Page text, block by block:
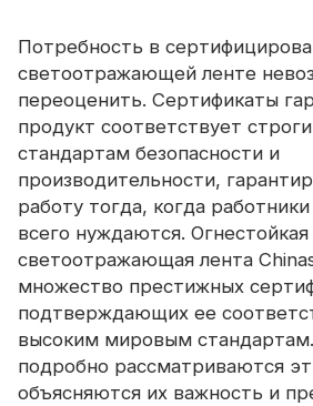
Потребность в
светоотражающей ленте
переоценить. Сертификаты
продукт соответствует
стандартам безопасности и
производительности,
работу тогда, когда
всего нуждаются. Огнестойкая
светоотражающая лента
множество престижных
подтверждающих ее
высоким мировым
подробно рассматриваются
объясняются их важность и